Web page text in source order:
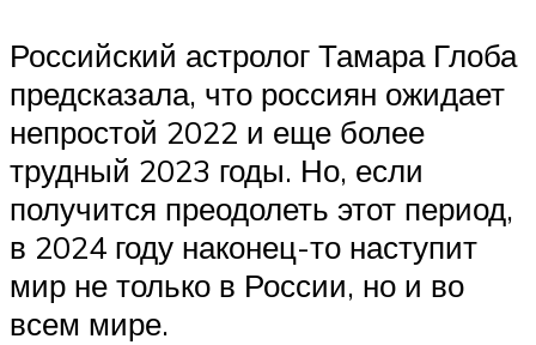
Российский астролог Тамара Глоба
предсказала, что россиян ожидает
непростой 2022 и еще более
трудный 2023 годы. Но, если
получится преодолеть этот период,
в 2024 году наконец-то наступит
мир не только в России, но и во
всем мире.